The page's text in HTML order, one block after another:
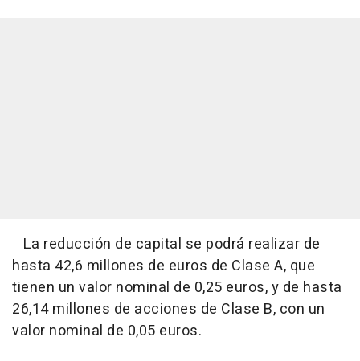
La reducción de capital se podrá realizar de
hasta 42,6 millones de euros de Clase A, que
tienen un valor nominal de 0,25 euros, y de hasta
26,14 millones de acciones de Clase B, con un
valor nominal de 0,05 euros.